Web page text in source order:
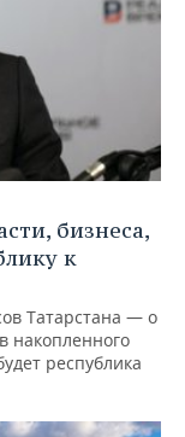
бизнеса,
к
Татарстана — о
накопленного
республика